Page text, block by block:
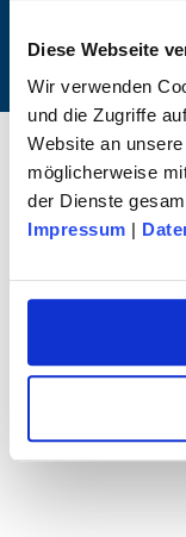
Diese Webseite
Wir verwenden
und die Zugriffe
Website an
möglicherweise
der Dienste
Impressum |
© 2025 dk